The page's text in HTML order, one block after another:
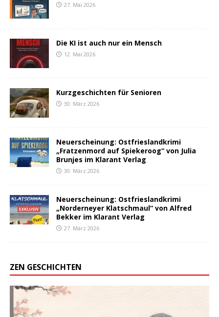
27. Mai 2026
Die KI ist auch nur ein Mensch
12. Mai 2026
Kurzgeschichten für Senioren
30. März 2026
Neuerscheinung: Ostfrieslandkrimi
„Fratzenmord auf Spiekeroog“ von Julia
Brunjes im Klarant Verlag
30. März 2026
Neuerscheinung: Ostfrieslandkrimi
„Norderneyer Klatschmaul“ von Alfred
Bekker im Klarant Verlag
27. März 2026
ZEN GESCHICHTEN